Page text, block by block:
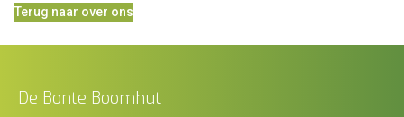
Terug naar over ons
De Bonte Boomhut